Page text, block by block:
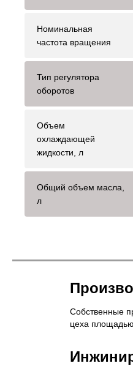
Номинальная
частота вращения
Тип регулятора
оборотов
Объем
охлаждающей
жидкости, л
Общий объем масла,
л
Собственные
цеха